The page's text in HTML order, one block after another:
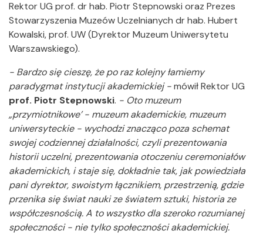
Rektor UG prof. dr hab. Piotr Stepnowski oraz Prezes
Stowarzyszenia Muzeów Uczelnianych dr hab. Hubert
Kowalski, prof. UW (Dyrektor Muzeum Uniwersytetu
Warszawskiego).
- Bardzo się cieszę, że po raz kolejny łamiemy
paradygmat instytucji akademickiej -mówił Rektor UG
prof. Piotr Stepnowski. - Oto muzeum
„przymiotnikowe’ - muzeum akademickie, muzeum
uniwersyteckie - wychodzi znacząco poza schemat
swojej codziennej działalności, czyli prezentowania
historii uczelni, prezentowania otoczeniu ceremoniałów
akademickich, i staje się, dokładnie tak, jak powiedziała
pani dyrektor, swoistym łącznikiem, przestrzenią, gdzie
przenika się świat nauki ze światem sztuki, historia ze
współczesnością. A to wszystko dla szeroko rozumianej
społeczności - nie tylko społeczności akademickiej.